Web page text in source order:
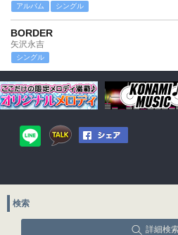
アルバム シングル
BORDER
矢沢永吉
シングル
検索
詳細検